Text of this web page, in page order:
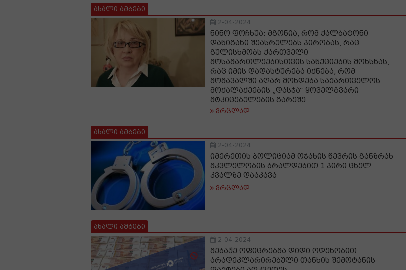
ახალი ამბები
2-04-2024
ნინო ფოჩხუა: მგონია, რომ ქალბატონი
დანიგანი შეასრულებს პირობას, რაც
გულისხმობს ქართველი
მოსამართლეებისთვის სანქციების მოხსნას,
რაც იმის დადასტურება იქნება, რომ
მომავალში აღარ მოხდება საქართველოს
მოქალაქეების „დასჯა“ ყოველგვარი
მტკიცებულების გარეშე
ვრცლად
ახალი ამბები
2-04-2024
იმერეთის პოლიციამ ოჯახის წევრის განზრახ
მკვლელობის ბრალდებით 1 პირი ცხელ
კვალზე დააკავა
ვრცლად
ახალი ამბები
2-04-2024
მებაჟე ოფიცრებმა დიდი ოდენობით
არადეკლარირებული თანხის შემოტანის